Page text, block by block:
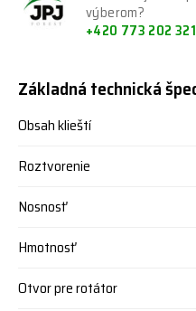
výberom?
+420 773 202 321
Základná technická
Obsah klieští
Roztvorenie
Nosnosť
Hmotnosť
Otvor pre rotátor